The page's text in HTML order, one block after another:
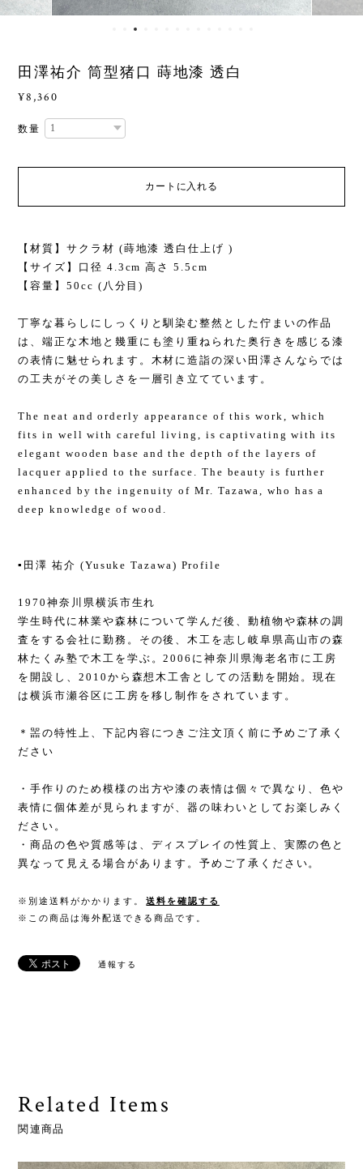
田澤祐介 筒型猪口 蒔地漆 透白
¥8,360
数量
カートに入れる
【材質】サクラ材 (蒔地漆 透白仕上げ )
【サイズ】口径 4.3cm 高さ 5.5cm
【容量】50cc (八分目)
丁寧な暮らしにしっくりと馴染む整然とした佇まいの作品
は、端正な木地と幾重にも塗り重ねられた奥行きを感じる漆
の表情に魅せられます。木材に造詣の深い田澤さんならでは
の工夫がその美しさを一層引き立てています。
The neat and orderly appearance of this work, which
fits in well with careful living, is captivating with its
elegant wooden base and the depth of the layers of
lacquer applied to the surface. The beauty is further
enhanced by the ingenuity of Mr. Tazawa, who has a
deep knowledge of wood.
▪️田澤 祐介 (Yusuke Tazawa) Profile
1970神奈川県横浜市生れ
学生時代に林業や森林について学んだ後、動植物や森林の調
査をする会社に勤務。その後、木工を志し岐阜県高山市の森
林たくみ塾で木工を学ぶ。2006に神奈川県海老名市に工房
を開設し、2010から森想木工舎としての活動を開始。現在
は横浜市瀬谷区に工房を移し制作をされています。
＊噐の特性上、下記内容につきご注文頂く前に予めご了承く
ださい
・手作りのため模様の出方や漆の表情は個々で異なり、色や
表情に個体差が見られますが、器の味わいとしてお楽しみく
ださい。
・商品の色や質感等は、ディスプレイの性質上、実際の色と
異なって見える場合があります。予めご了承ください。
※別途送料がかかります。
送料を確認する
※この商品は海外配送できる商品です。
通報する
Related Items
関連商品